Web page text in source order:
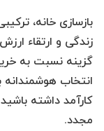
بازسازی خانه،
زندگی و ارتقاء
گزینه نسبت به
انتخاب هوشمندانه
کارآمد داشته
مجدد.